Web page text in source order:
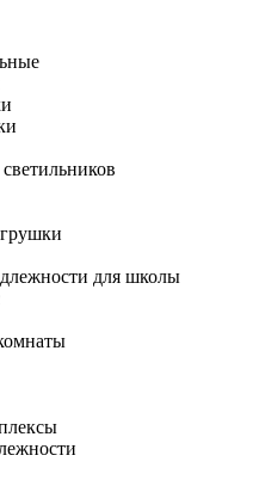
для школы